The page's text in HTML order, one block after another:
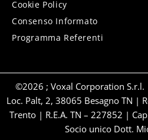
Cookie Policy
Consenso Informato
Programma Referenti
©2026 ; Voxal Corporation S.r.l.
Loc. Palt, 2, 38065 Besagno TN |
Trento | R.E.A. TN – 227852 |
Socio unico Dott.